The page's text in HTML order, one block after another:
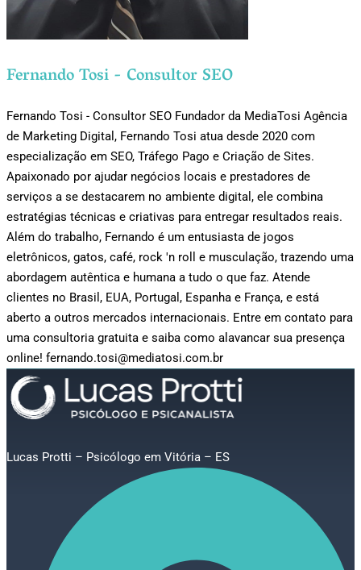
Fernando Tosi - Consultor SEO
Fernando Tosi - Consultor SEO Fundador da MediaTosi Agência
de Marketing Digital, Fernando Tosi atua desde 2020 com
especialização em SEO, Tráfego Pago e Criação de Sites.
Apaixonado por ajudar negócios locais e prestadores de
serviços a se destacarem no ambiente digital, ele combina
estratégias técnicas e criativas para entregar resultados reais.
Além do trabalho, Fernando é um entusiasta de jogos
eletrônicos, gatos, café, rock 'n roll e musculação, trazendo uma
abordagem autêntica e humana a tudo o que faz. Atende
clientes no Brasil, EUA, Portugal, Espanha e França, e está
aberto a outros mercados internacionais. Entre em contato para
uma consultoria gratuita e saiba como alavancar sua presença
online! fernando.tosi@mediatosi.com.br
Lucas Protti – Psicólogo em Vitória – ES